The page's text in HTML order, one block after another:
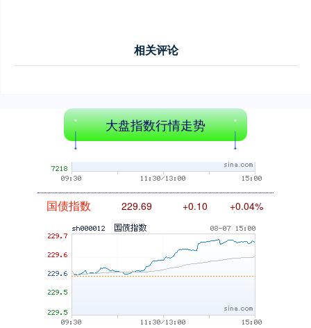
相关评论
大盘指数行情走势
国债指数 229.69 +0.04%